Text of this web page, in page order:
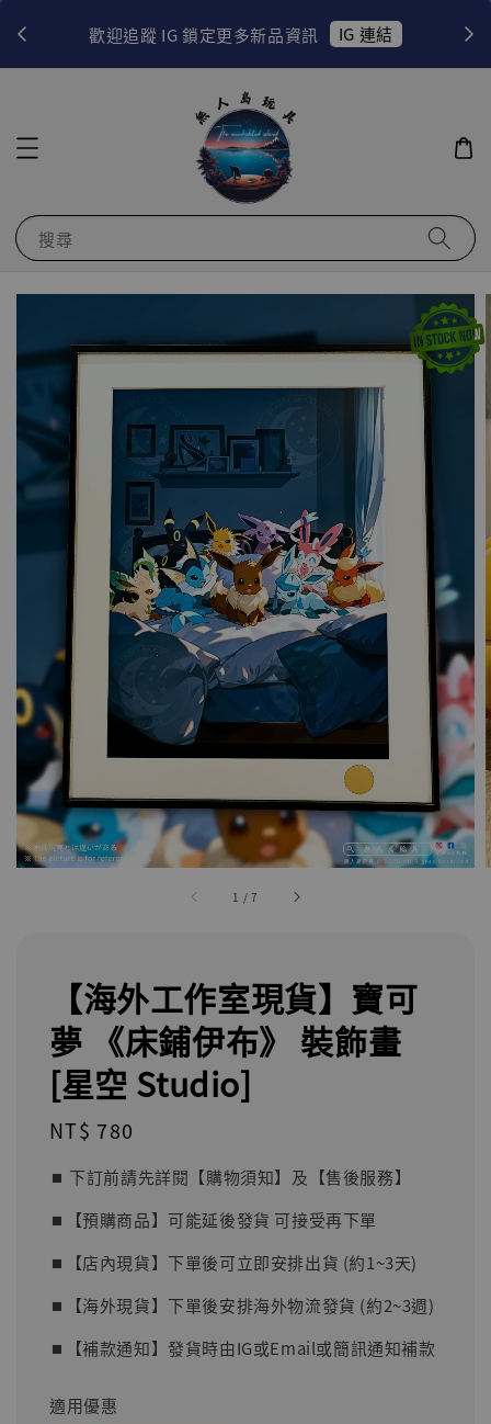
歡迎追蹤 IG 鎖定更多新品資訊 IG 連結
搜尋
1 /7
【海外工作室現貨】寶可
夢 《床鋪伊布》 裝飾畫
[星空 Studio]
Regular
NT$ 780
⏹︎ 下訂前請先詳閱【購物須知】及【售後服務】
⏹︎【預購商品】可能延後發貨 可接受再下單
⏹︎【店內現貨】下單後可立即安排出貨 (約1~3天)
⏹︎【海外現貨】下單後安排海外物流發貨 (約2~3週)
⏹︎【補款通知】發貨時由IG或Email或簡訊通知補款
適用優惠